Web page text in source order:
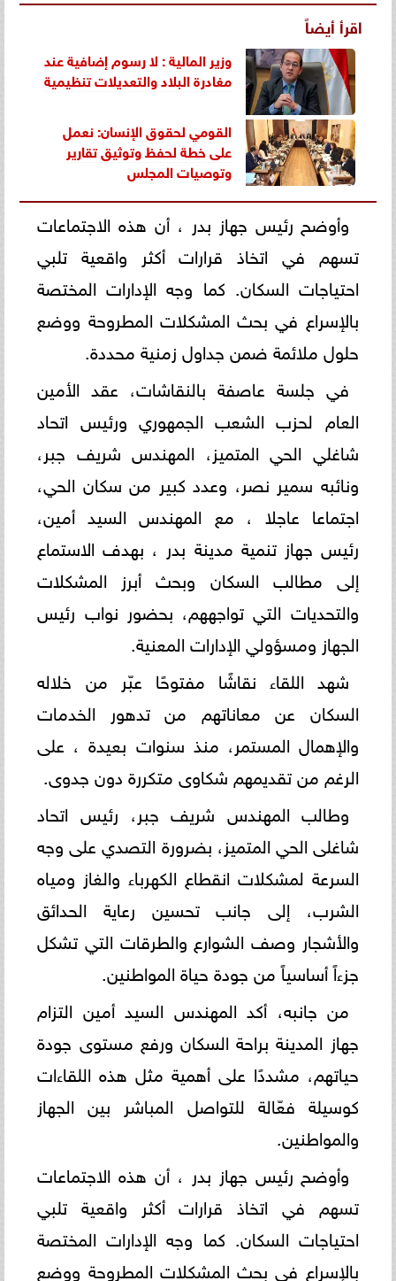
اقرأ أيضاً
وزير المالية : لا رسوم إضافية عند
مغادرة البلاد والتعديلات تنظيمية
القومي لحقوق الإنسان: نعمل
على خطة لحفظ وتوثيق تقارير
وتوصيات المجلس
وأوضح رئيس جهاز بدر ، أن هذه الاجتماعات
تسهم في اتخاذ قرارات أكثر واقعية تلبي
احتياجات السكان. كما وجه الإدارات المختصة
بالإسراع في بحث المشكلات المطروحة ووضع
حلول ملائمة ضمن جداول زمنية محددة.
في جلسة عاصفة بالنقاشات، عقد الأمين
العام لحزب الشعب الجمهوري ورئيس اتحاد
شاغلي الحي المتميز، المهندس شريف جبر،
ونائبه سمير نصر، وعدد كبير من سكان الحي،
اجتماعا عاجلا ، مع المهندس السيد أمين،
رئيس جهاز تنمية مدينة بدر ، بهدف الاستماع
إلى مطالب السكان وبحث أبرز المشكلات
والتحديات التي تواجههم، بحضور نواب رئيس
الجهاز ومسؤولي الإدارات المعنية.
شهد اللقاء نقاشًا مفتوحًا عبّر من خلاله
السكان عن معاناتهم من تدهور الخدمات
والإهمال المستمر، منذ سنوات بعيدة ، على
الرغم من تقديمهم شكاوى متكررة دون جدوى.
وطالب المهندس شريف جبر، رئيس اتحاد
شاغلى الحي المتميز، بضرورة التصدي على وجه
السرعة لمشكلات انقطاع الكهرباء والغاز ومياه
الشرب، إلى جانب تحسين رعاية الحدائق
والأشجار وصف الشوارع والطرقات التي تشكل
جزءاً أساسياً من جودة حياة المواطنين.
من جانبه، أكد المهندس السيد أمين التزام
جهاز المدينة براحة السكان ورفع مستوى جودة
حياتهم، مشددًا على أهمية مثل هذه اللقاءات
كوسيلة فعّالة للتواصل المباشر بين الجهاز
والمواطنين.
وأوضح رئيس جهاز بدر ، أن هذه الاجتماعات
تسهم في اتخاذ قرارات أكثر واقعية تلبي
احتياجات السكان. كما وجه الإدارات المختصة
بالإسراع في بحث المشكلات المطروحة ووضع